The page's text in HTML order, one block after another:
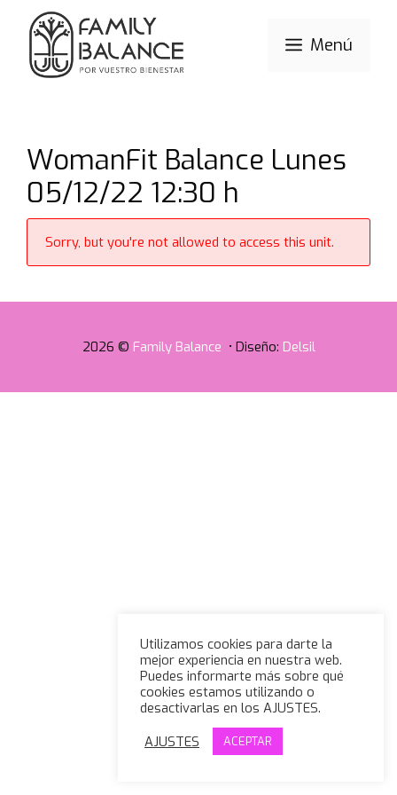
Saltar
contenido
Menú
WomanFit Balance Lunes
05/12/22 12:30 h
Sorry, but you're not allowed to access this unit.
2026 © Family Balance • Diseño: Delsil
Utilizamos cookies para darte la
mejor experiencia en nuestra web.
Puedes informarte más sobre qué
cookies estamos utilizando o
desactivarlas en los AJUSTES.
AJUSTES
ACEPTAR